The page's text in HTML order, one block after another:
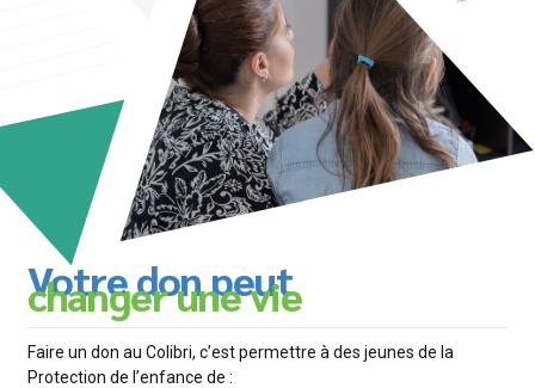
Votre don peut
changer une vie
Faire un don au Colibri, c’est permettre à des jeunes de la
Protection de l’enfance de :